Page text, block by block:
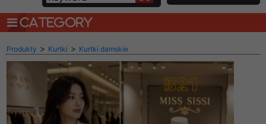
CATEGORY
Produkty > Kurtki > Kurtki damskie